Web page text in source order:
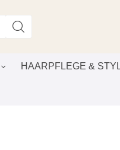
HAARPFLEGE &